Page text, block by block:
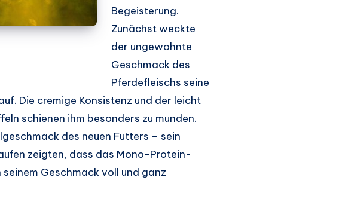
Begeisterung.
Zunächst weckte
der ungewohnte
Geschmack des
Pferdefleischs seine
Die cremige Konsistenz und der leicht
schienen ihm besonders zu munden.
des neuen Futters – sein
zeigten, dass das Mono-Protein-
Geschmack voll und ganz